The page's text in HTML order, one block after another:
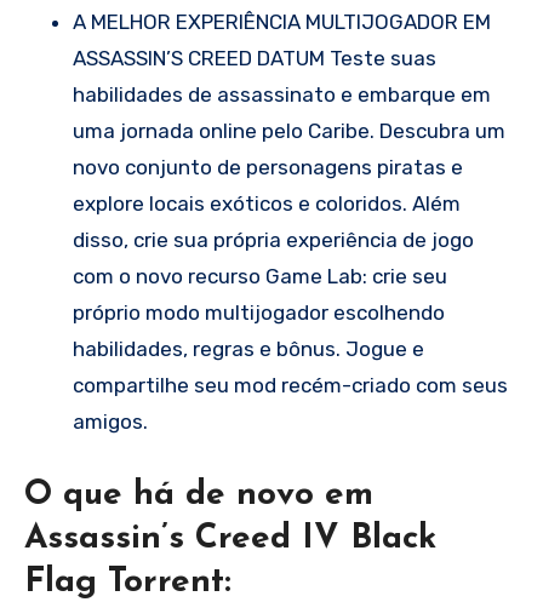
A MELHOR EXPERIÊNCIA MULTIJOGADOR EM
ASSASSIN’S CREED DATUM Teste suas
habilidades de assassinato e embarque em
uma jornada online pelo Caribe. Descubra um
novo conjunto de personagens piratas e
explore locais exóticos e coloridos. Além
disso, crie sua própria experiência de jogo
com o novo recurso Game Lab: crie seu
próprio modo multijogador escolhendo
habilidades, regras e bônus. Jogue e
compartilhe seu mod recém-criado com seus
amigos.
O que há de novo em
Assassin’s Creed IV Black
Flag Torrent: